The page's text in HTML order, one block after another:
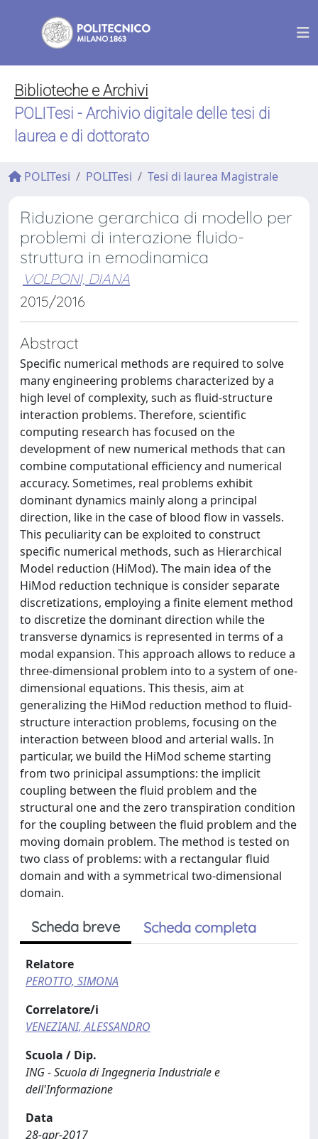
Biblioteche e Archivi
POLITesi - Archivio digitale delle tesi di
laurea e di dottorato
POLITesi POLITesi Tesi di laurea Magistrale
Riduzione gerarchica di modello per
problemi di interazione fluido-
struttura in emodinamica
VOLPONI, DIANA
2015/2016
Abstract
Specific numerical methods are required to solve
many engineering problems characterized by a
high level of complexity, such as fluid-structure
interaction problems. Therefore, scientific
computing research has focused on the
development of new numerical methods that can
combine computational efficiency and numerical
accuracy. Sometimes, real problems exhibit
dominant dynamics mainly along a principal
direction, like in the case of blood flow in vassels.
This peculiarity can be exploited to construct
specific numerical methods, such as Hierarchical
Model reduction (HiMod). The main idea of the
HiMod reduction technique is consider separate
discretizations, employing a finite element method
to discretize the dominant direction while the
transverse dynamics is represented in terms of a
modal expansion. This approach allows to reduce a
three-dimensional problem into to a system of one-
dimensional equations. This thesis, aim at
generalizing the HiMod reduction method to fluid-
structure interaction problems, focusing on the
interaction between blood and arterial walls. In
particular, we build the HiMod scheme starting
from two prinicipal assumptions: the implicit
coupling between the fluid problem and the
structural one and the zero transpiration condition
for the coupling between the fluid problem and the
moving domain problem. The method is tested on
two class of problems: with a rectangular fluid
domain and with a symmetrical two-dimensional
domain.
Scheda breve Scheda completa
Relatore
PEROTTO, SIMONA
Correlatore/i
VENEZIANI, ALESSANDRO
Scuola / Dip.
ING - Scuola di Ingegneria Industriale e
dell'Informazione
Data
28-apr-2017